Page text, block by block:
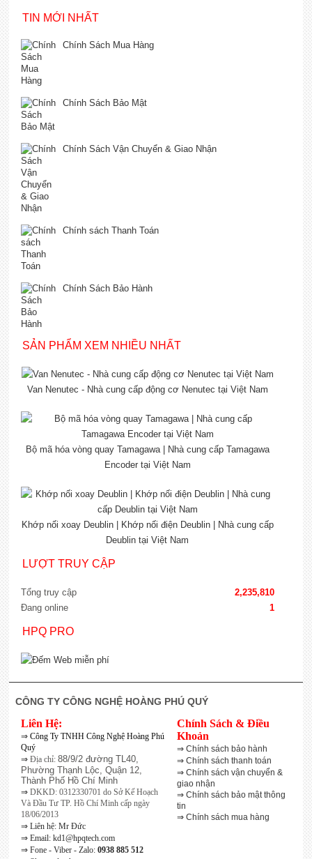
TIN MỚI NHẤT
Chính Sách Mua Hàng
Chính Sách Bảo Mật
Chính Sách Vận Chuyển & Giao Nhận
Chính sách Thanh Toán
Chính Sách Bảo Hành
SẢN PHẨM XEM NHIỀU NHẤT
Van Nenutec - Nhà cung cấp động cơ Nenutec tại Việt Nam
Bộ mã hóa vòng quay Tamagawa | Nhà cung cấp Tamagawa
Encoder tại Việt Nam
Khớp nối xoay Deublin | Khớp nối điện Deublin | Nhà cung cấp
Deublin tại Việt Nam
LƯỢT TRUY CẬP
Tổng truy cập
2,235,810
Đang online
1
HPQ PRO
CÔNG TY CÔNG NGHỆ HOÀNG PHÚ QUÝ
Liên Hệ:
⇒ Công Ty TNHH Công Nghệ Hoàng Phú
Quý
⇒ Địa chỉ:88/9/2 đường TL40,
Phường Thạnh Lộc, Quận 12,
Thành Phố Hồ Chí Minh
⇒ DKKD: 0312330701 do Sở Kế Hoạch
Và Đầu Tư TP. Hồ Chí Minh cấp ngày
18/06/2013
⇒ Liên hệ: Mr Đức
⇒ Email: kd1@hpqtech.com
⇒ Fone - Viber - Zalo:0938 885 512
Chính Sách & Điều
Khoản
⇒ Chính sách bảo hành
⇒ Chính sách thanh toán
⇒ Chính sách vận chuyển &
giao nhận
⇒ Chính sách bảo mật thông
tin
⇒ Chính sách mua hàng